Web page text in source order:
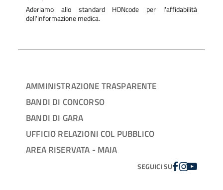
Aderiamo allo standard HONcode per l'affidabilità
dell'informazione medica.
AMMINISTRAZIONE TRASPARENTE
BANDI DI CONCORSO
BANDI DI GARA
UFFICIO RELAZIONI COL PUBBLICO
AREA RISERVATA - MAIA
SEGUICI SUFACEBOOK
INSTAGRAM
YOUTUBE